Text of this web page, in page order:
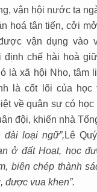
vận hội nước ta
hoá tân tiến, cởi
vận dụng vào
định chế hài hoà
là xã hội Nho, tâm
là cốt lõi của học
về quân sự có học
đội, khiến nhà
đài loại ngữ”, Lê
ở đất Hoạt, học
biên chép thành
được vua khen”.